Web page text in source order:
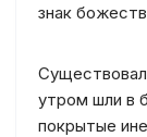
знак
утром шли в
покрытые